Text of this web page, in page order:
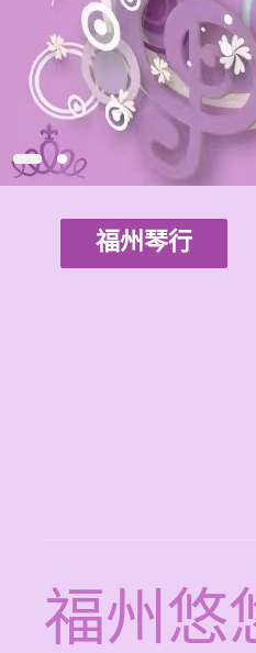
福州琴行
福州悠